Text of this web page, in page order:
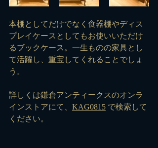
本棚としてだけでなく食器棚やディス
プレイケースとしてもお使いいただけ
るブックケース。一生ものの家具とし
て活躍し、重宝してくれることでしょ
う。
詳しくは鎌倉アンティークスのオンラ
インストアにて、 KAG0815 で検索して
ください。